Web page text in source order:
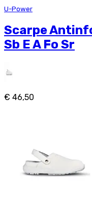
U-Power
Scarpe
Sb E A Fo Sr
€ 46,50